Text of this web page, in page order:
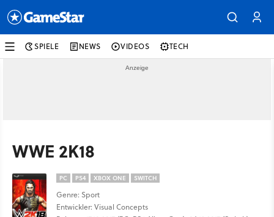
SPIELE NEWS VIDEOS TECH
WWE 2K18
PC PS4 XBOX ONE SWITCH
Genre: Sport
Entwickler: Visual Concepts